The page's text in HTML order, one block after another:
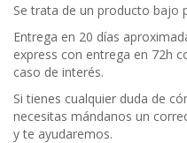
Se trata de un producto bajo
Entrega en 20 días
express con entrega en 72h
caso de interés.
Si tienes cualquier duda de
necesitas mándanos un
y te ayudaremos.